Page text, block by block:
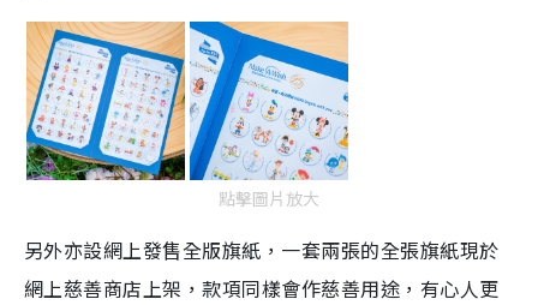
點擊圖片放大
另外亦設網上發售全版旗紙 ，一套兩張的全張旗紙現於
網上慈善商店上架，款項同樣會作慈善用途，有心人更